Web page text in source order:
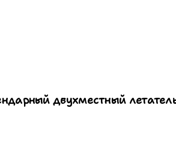
двухместный